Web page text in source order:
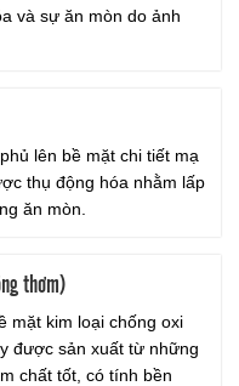
và sự ăn mòn do ảnh
lên bề mặt chi tiết mạ
thụ động hóa nhằm lấp
ăn mòn.
thơm)
mặt kim loại chống oxi
được sản xuất từ những
chất tốt, có tính bền